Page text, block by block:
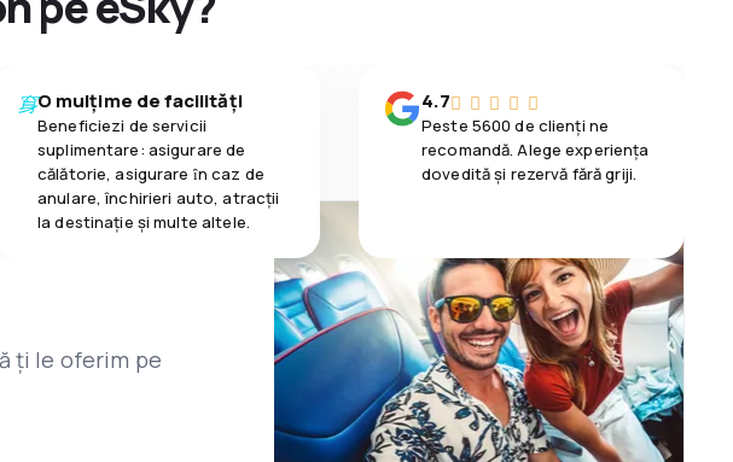
O mulțime de facilități
Beneficiezi de servicii
suplimentare: asigurare de
călătorie, asigurare ȋn caz de
anulare, închirieri auto, atracții
la destinaţie și multe altele.
4.7
Peste 5600 de clienți ne
recomandă. Alege experiența
dovedită și rezervă fără griji.
ți le oferim pe